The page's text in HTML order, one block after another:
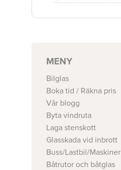
MENY
Bilglas
Boka tid / Räkna pris
Vår blogg
Byta vindruta
Laga stenskott
Glasskada vid inbrott
Buss/Lastbil/Maskiner
Båtrutor och båtglas